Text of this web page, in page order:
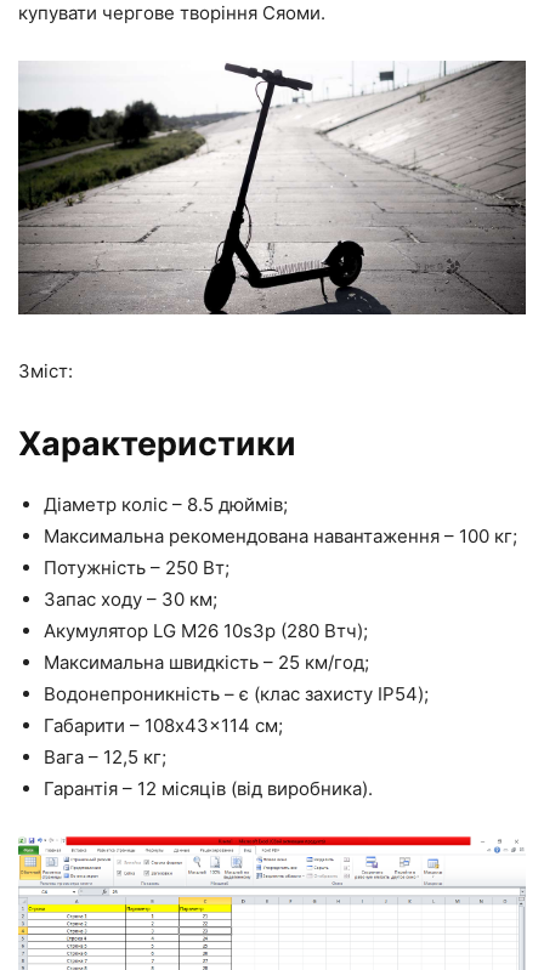
купувати чергове творіння Сяоми.
Зміст:
Характеристики
Діаметр коліс – 8.5 дюймів;
Максимальна рекомендована навантаження – 100 кг;
Потужність – 250 Вт;
Запас ходу – 30 км;
Акумулятор LG M26 10s3p (280 Втч);
Максимальна швидкість – 25 км/год;
Водонепроникність – є (клас захисту IP54);
Габарити – 108x43x114 см;
Вага – 12,5 кг;
Гарантія – 12 місяців (від виробника).